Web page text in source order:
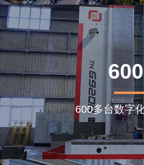
600多台数字